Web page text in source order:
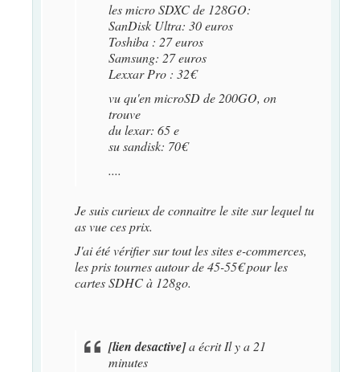
les micro SDXC de 128GO:
SanDisk Ultra: 30 euros
Toshiba : 27 euros
Samsung: 27 euros
Lexxar Pro : 32€
vu qu'en microSD de 200GO, on
trouve
du lexar: 65 e
su sandisk: 70€
....
Je suis curieux de connaitre le site sur lequel tu
as vue ces prix.
J'ai été vérifier sur tout les sites e-commerces,
les pris tournes autour de 45-55€ pour les
cartes SDHC à 128go.
[lien desactive]a écritIl y a 21
minutes